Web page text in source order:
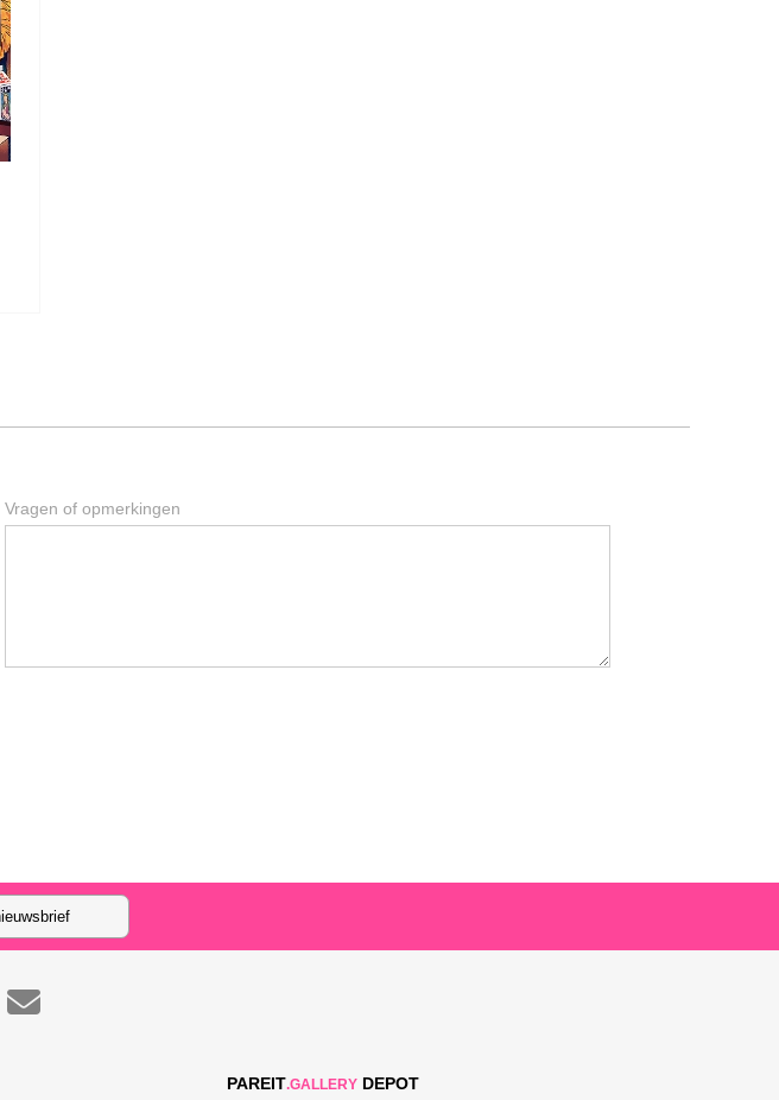
Vragen of opmerkingen
PAREIT.GALLERY DEPOT